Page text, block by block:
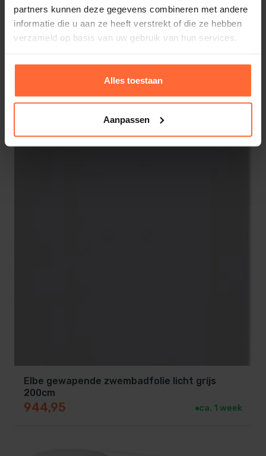
partners kunnen deze gegevens combineren met andere
informatie die u aan ze heeft verstrekt of die ze hebben
verzameld op basis van uw gebruik van hun services.
Alles toestaan
Aanpassen
Elbe gewapende zwembadfolie licht grijs
Elbe gewapende zwembadfolie licht grijs
200cm
944,95 ca. 1 week